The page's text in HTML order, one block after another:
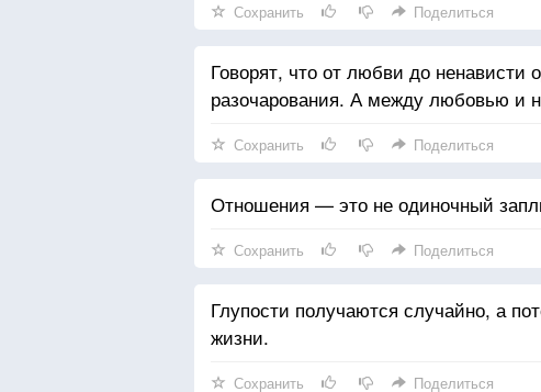
Сохранить Поделиться
Говорят, что от любви до
разочарования. А между любовью и
Сохранить Поделиться
Отношения — это не одиночный
Сохранить Поделиться
Глупости получаются случайно, а
жизни.
Сохранить Поделиться